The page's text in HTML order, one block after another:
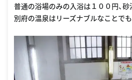
普通の浴場のみの入浴は１００円、
別府の温泉はリーズナブルなことで